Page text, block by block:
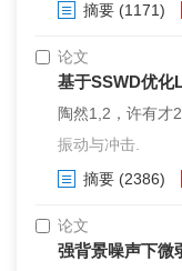
摘要 (1171)
论文
基于SSWD优化
陶然1,2，许有才
振动与冲击.
摘要 (2386)
论文
强背景噪声下微